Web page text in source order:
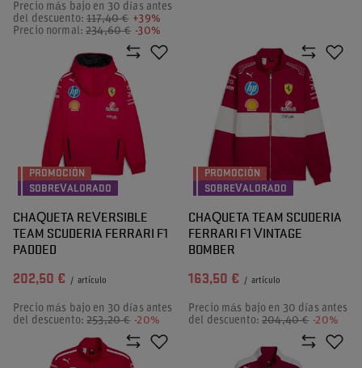
Precio más bajo en 30 días antes
del descuento:117,40 € +39%
Precio normal:234,60 € -30%
PROMOCIÓN
SOBREVALORADO
CHAQUETA REVERSIBLE
TEAM SCUDERIA FERRARI F1
PADDED
202,50 € / artículo
Precio más bajo en 30 días antes
del descuento:253,20 € -20%
PROMOCIÓN
SOBREVALORADO
CHAQUETA TEAM SCUDERIA
FERRARI F1 VINTAGE
BOMBER
163,50 € / artículo
Precio más bajo en 30 días antes
del descuento:204,40 € -20%